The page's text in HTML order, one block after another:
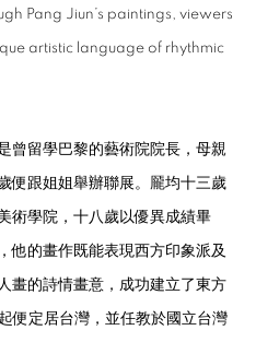
Pang Jiun’s paintings, viewers
artistic language of rhythmic
曾留學巴黎的藝術院院長，母親
便跟姐姐舉辦聯展。龎均十三歲
術學院，十八歲以優異成績畢
他的畫作既能表現西方印象派及
畫的詩情畫意，成功建立了東方
便定居台灣，並任教於國立台灣